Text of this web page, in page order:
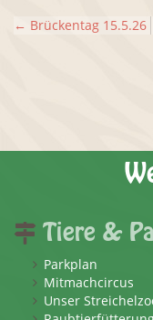
← Brückentag 15.5.26
Tiere &
Parkplan
Mitmachcircus
Unser